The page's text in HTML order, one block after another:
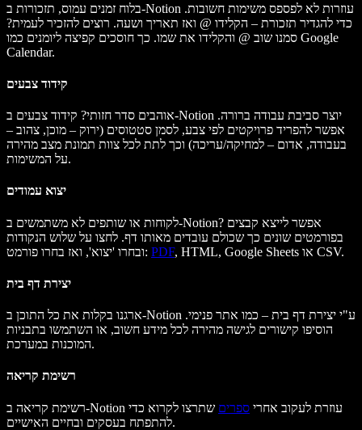
בלוח זמנים עמוס, תזכורות ב-Notion עוזרות לא לפספס משימות חשובות.
כדי להגדיר תזכורת – הקלידו @ ואז תאריך ושעה. רוצים להזכיר לעמית?
סמנו שוב @ והקלידו את שמו. כך חוסכים קפיצה ליומנים כמו Google
Calendar.
קידוד צבעים
אוהבים סדר חזותי? קידוד צבעים ב-Notion יוצר סביבת עבודה ברורה.
אפשר להפריד פרויקטים לפי צבע, לסמן סטטוסים (ירוק – מוכן, צהוב –
בעבודה, אדום – למחיקה/עריכה) וכך לתת לכל צוות תמונת מצב מהירה
על המשימות.
יצוא עמודים
לקוחות או שותפים לא משתמשים ב-Notion? אפשר לייצא קבצים
בפורמטים שונים כך שכולם עובדים מאותו דף. לחצו על שלוש הנקודות
ובחרו 'יצוא', ואז בחרו פורמט: PDF , HTML, Google Sheets או CSV.
יצירת דף בית
ארגנו בקלות את כל התוכן ב-Notion ע"י יצירת דף בית – כמו אתר פנימי.
הוסיפו קישורים לגישה מהירה לכל מידע חשוב, או השתמשו בתבניות
המוכנות במערכת.
רשימת קריאה
רשימת קריאה ב-Notion עוזרת לעקוב אחרי ספרים שתרצו לקרוא כדי
להתפתח בעסקים ובחיים האישיים.